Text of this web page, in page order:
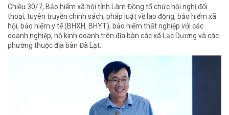
Chiều 30/7, Bảo hiểm xã hội tỉnh Lâm Đồng tổ chức hội nghị đối
thoại, tuyên truyền chính sách, pháp luật về lao động, bảo hiểm xã
hội, bảo hiểm y tế (BHXH, BHYT), bảo hiểm thất nghiệp với các
doanh nghiệp, hộ kinh doanh trên địa bàn các xã Lạc Dương và các
phường thuộc địa bàn Đà Lạt.